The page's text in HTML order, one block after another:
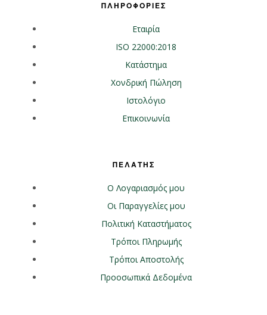
ΠΛΗΡΟΦΟΡΙΕΣ
Εταιρία
ISO 22000:2018
Κατάστημα
Χονδρική Πώληση
Ιστολόγιο
Επικοινωνία
ΠΕΛΑΤΗΣ
Ο Λογαριασμός μου
Οι Παραγγελίες μου
Πολιτική Καταστήματος
Τρόποι Πληρωμής
Τρόποι Αποστολής
Προοσωπικά Δεδομένα